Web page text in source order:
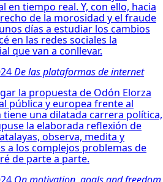
en tiempo real. Y, con ello, hacia
de la morosidad y el fraude
días a estudiar los cambios
en las redes sociales la
que van a conllevar.
De las plataformas de internet
la propuesta de Odón Elorza
pública y europea frente al
tiene una dilatada carrera política,
la elaborada reflexión de
observa, medita y
a los complejos problemas de
de parte a parte.